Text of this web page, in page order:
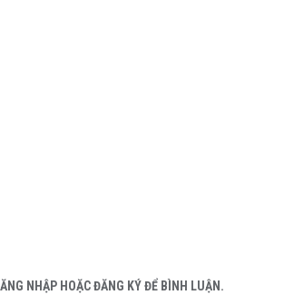
NHẬP HOẶC ĐĂNG KÝ ĐỂ BÌNH LUẬN.